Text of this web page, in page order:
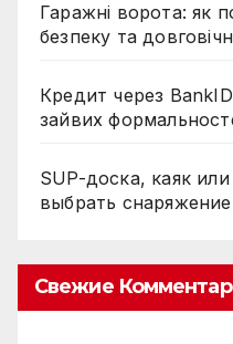
Гаражні ворота: як
безпеку та
Кредит через
зайвих
SUP-доска, каяк
выбрать
Свежие